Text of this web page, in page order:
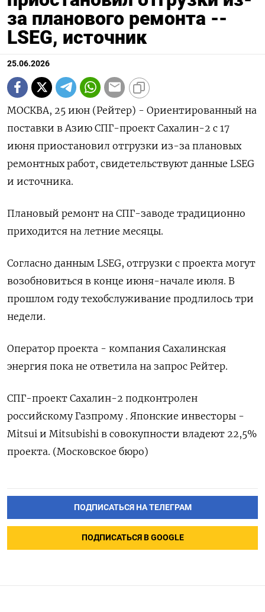
за планового ремонта --
LSEG, источник
25.06.2026
МОСКВА, 25 июн (Рейтер) - Ориентированный на
поставки ‌в Азию СПГ-проект Сахалин-2 c 17
июня ​приостановил ​отгрузки из-за плановых ​
ремонтных ⁠работ, ‌свидетельствуют данные LSEG
‌и источника.
Плановый ремонт на СПГ-заводе ​традиционно
‌приходится на летние месяцы.
Согласно ​данным LSEG, отгрузки ‌с проекта могут
возобновиться в конце ​июня-начале ​июля. ‌В
прошлом году ​техобслуживание продлилось три
недели.
Оператор проекта - компания Сахалинская
энергия пока не ответила на запрос ​Рейтер.
СПГ-проект Сахалин-2 ⁠подконтролен
российскому Газпрому . ‌Японские инвесторы -
Mitsui ‌и Mitsubishi в совокупности ​владеют 22,5%
‌проекта. (Московское бюро)
ПОДПИСАТЬСЯ НА ТЕЛЕГРАМ
ПОДПИСАТЬСЯ В GOOGLE